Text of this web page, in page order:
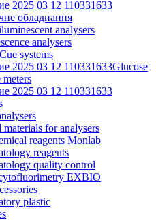
обладнання
analysers
analysers
systems
Glucose
meters
for analysers
reagents Monlab
reagents
quality control
EXBIO
plastic